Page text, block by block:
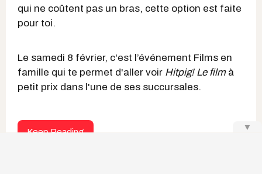
qui ne coûtent pas un bras, cette option est faite
pour toi.
Le samedi 8 février, c'est l’événement Films en
famille qui te permet d'aller voir Hitpig! Le filmà
petit prix dans l'une de ses succursales.
Keep Reading ▼